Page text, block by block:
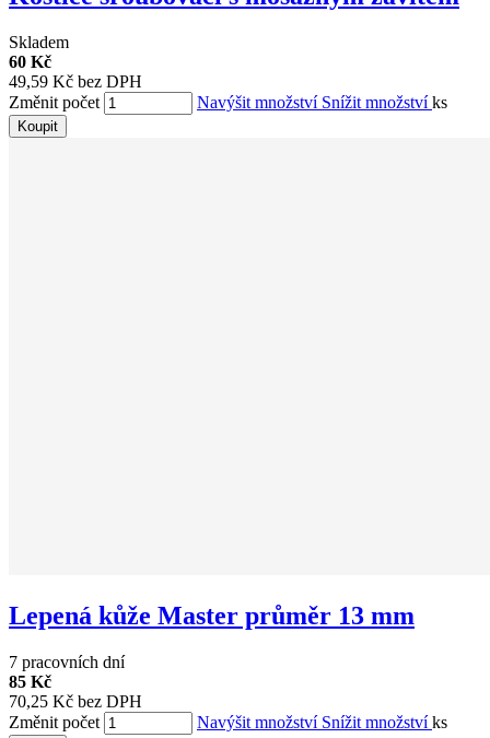
Skladem
60 Kč
49,59 Kč bez DPH
Změnit počet
Navýšit množství Snížit množstvíks
Koupit
Lepená kůže Master průměr 13 mm
7 pracovních dní
85 Kč
70,25 Kč bez DPH
Změnit počet
Navýšit množství Snížit množstvíks